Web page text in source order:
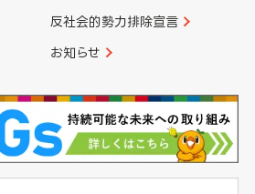
反社会的勢力排除宣言
お知らせ